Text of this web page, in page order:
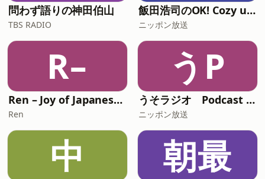
問わず語りの神田伯山
TBS RADIO
飯田浩司のOK! Cozy up！ Podcast【最新回のみ】
ニッポン放送
R–
Ren – Joy of Japanese Podcast
Ren
うP
うそラジオ Podcast 松任谷由実はじめました
ニッポン放送
中 朝最